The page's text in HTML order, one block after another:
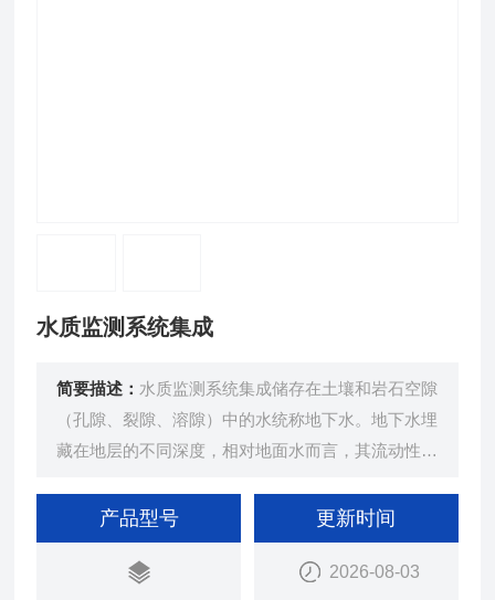
水质监测系统集成
简要描述： 水质监测系统集成储存在土壤和岩石空隙
（孔隙、裂隙、溶隙）中的水统称地下水。地下水埋
藏在地层的不同深度，相对地面水而言，其流动性和
产品型号 更新时间
2026-08-03